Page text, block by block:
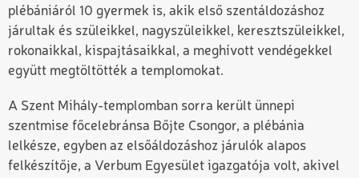
plébániáról 10 gyermek is, akik első szentáldozáshoz
járultak és szüleikkel, nagyszüleikkel, keresztszüleikkel,
rokonaikkal, kispajtásaikkal, a meghívott vendégekkel
együtt megtöltötték a templomokat.
A Szent Mihály-templomban sorra került ünnepi
szentmise főcelebránsa Bőjte Csongor, a plébánia
lelkésze, egyben az elsőáldozáshoz járulók alapos
felkészítője, a Verbum Egyesület igazgatója volt, akivel